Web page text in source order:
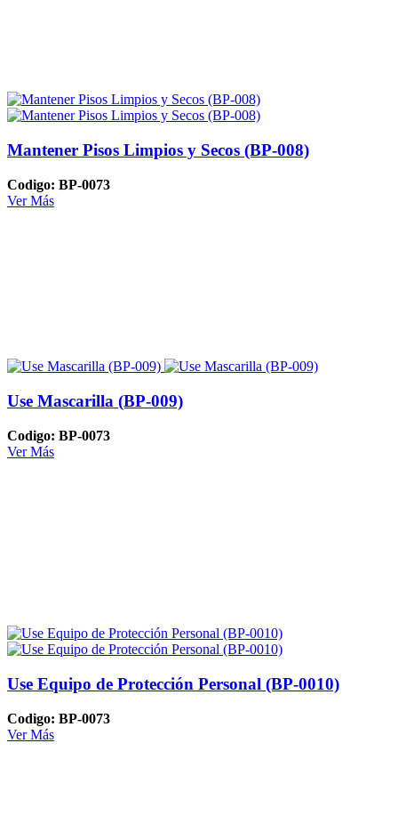
Mantener Pisos Limpios y Secos (BP-008)
Codigo: BP-0073
Ver Más
Use Mascarilla (BP-009)
Codigo: BP-0073
Ver Más
Use Equipo de Protección Personal (BP-0010)
Codigo: BP-0073
Ver Más